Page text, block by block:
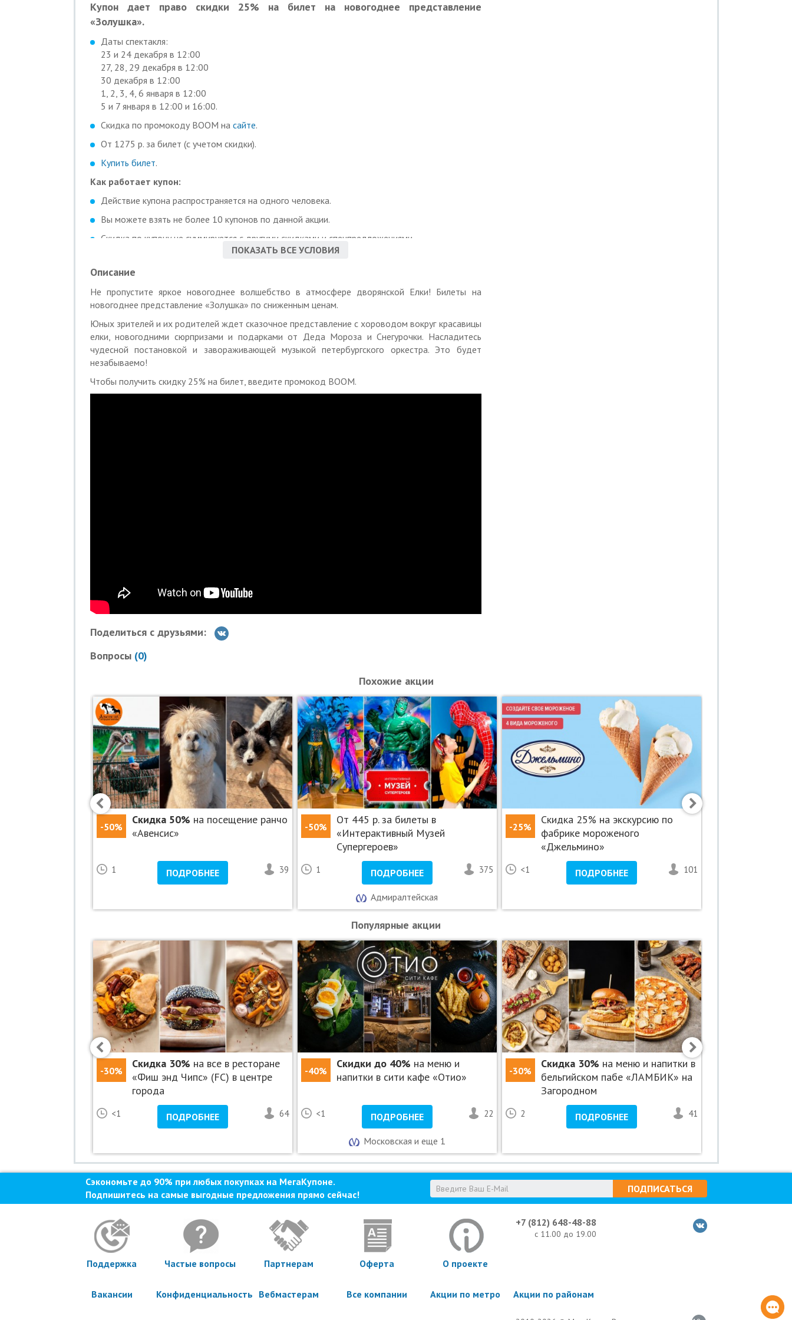
Купон дает право скидки 25% на билет на новогоднее представление
«Золушка».
Даты спектакля:
23 и 24 декабря в 12:00
27, 28, 29 декабря в 12:00
30 декабря в 12:00
1, 2, 3, 4, 6 января в 12:00
5 и 7 января в 12:00 и 16:00.
Скидка по промокоду BOOM на сайте.
От 1275 р. за билет (с учетом скидки).
Купить билет.
Как работает купон:
Действие купона распространяется на одного человека.
Вы можете взять не более 10 купонов по данной акции.
Скидка по купону не суммируется с другими скидками и спецпредложениями.
Для получения скидки необходимо предъявить неиспользованный ранее купон с уникальным
номером на экране телефона или в распечатанном виде.
Обязательна предварительная запись по телефону.
Время работы:ежедневно: с 10:00 до 21:00.
«МегаКупон» не несет ответственности за отмену, перенос и изменение даты/времени
мероприятий.
Услуги (товары) предоставляются Козлов Алексей Викторович, ОГРНИП 305470311600015
ПОКАЗАТЬ ВСЕ УСЛОВИЯ
Описание
Не пропустите яркое новогоднее волшебство в атмосфере дворянской Елки! Билеты на
новогоднее представление «Золушка» по сниженным ценам.
Юных зрителей и их родителей ждет сказочное представление с хороводом вокруг красавицы
елки, новогодними сюрпризами и подарками от Деда Мороза и Снегурочки. Насладитесь
чудесной постановкой и завораживающей музыкой петербургского оркестра. Это будет
незабываемо!
Чтобы получить скидку 25% на билет, введите промокод BOOM.
Поделиться с друзьями:
Вопросы (0)
Похожие акции
-50%
Скидка 50% на посещение ранчо
«Авенсис»
1 ПОДРОБНЕЕ 39
-50%
От 445 р. за билеты в
«Интерактивный Музей
Супергероев»
1 ПОДРОБНЕЕ 375
Адмиралтейская
-25%
Cкидка 25% на экскурсию по
фабрике мороженого
«Джельмино»
<1 ПОДРОБНЕЕ 101
Популярные акции
-30%
Скидка 30% на все в ресторане
«Фиш энд Чипс» (FC) в центре
города
<1 ПОДРОБНЕЕ 64
-40%
Скидки до 40% на меню и
напитки в сити кафе «Отио»
<1 ПОДРОБНЕЕ 22
Московская и еще 1
-30%
Скидка 30% на меню и напитки в
бельгийском пабе «ЛАМБИК» на
Загородном
2 ПОДРОБНЕЕ 41
Сэкономьте до 90% при любых покупках на МегаКупоне.
Подпишитесь на самые выгодные предложения прямо сейчас!
ПОДПИСАТЬСЯ
+7 (812) 648-48-88
с 11.00 до 19.00
Поддержка Частые вопросы Партнерам Оферта О проекте
Вакансии Конфиденциальность Вебмастерам Все компании Акции по метро Акции по районам